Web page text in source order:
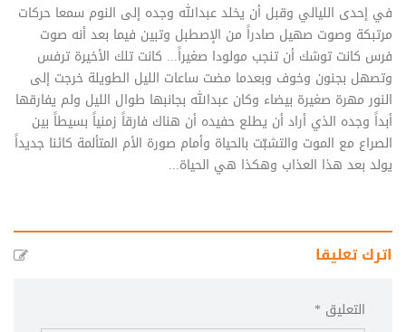
في إحدى الليالي وقبل أن يخلد عبدالله وجده إلى النوم سمعا حركات
مرتبكة وصوت صهيل صادراً من الإصطبل وتبين فيما بعد أنه صوت
فرس كانت توشك أن تنجب مولودا صغيراً... كانت تلك الأخيرة ترفس
وتصهل بجنون وخوف وبعدما مضت ساعات الليل الطويلة خرجت إلى
النور مهرة صغيرة بيضاء وكان عبدالله بجانبها طوال الليل ولم يفارقها
أبداً وجده الذي أراد أن يطلع حفيده أن هناك فارقاً زمنياً بسيطاً بين
الصراع مع الموت والتشبّت بالحياة وأمام صورة الأم المتألمة كائنا جديداً
يولد بعد هذا العذاب وهكذا هي الحياة...
اترك تعليقا
التعليق *